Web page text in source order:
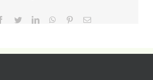
Facebook
TwitterLinkedInWhatsApp
PinterestEmail